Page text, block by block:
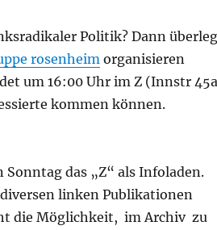
Politik? Dann
rosenheim organisieren
um 16:00 Uhr im Z (Innstr
kommen können.
das „Z“ als Infoladen.
linken Publikationen
die Möglichkeit, im Archiv zu